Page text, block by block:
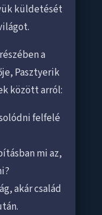
küldetését
a
Pasztyerik
között arról:
felfelé
mi az,
akár család